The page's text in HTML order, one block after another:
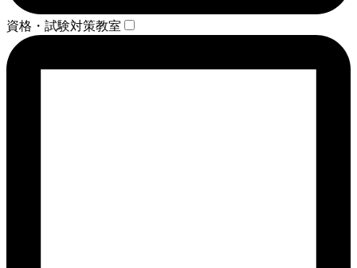
資格・試験対策教室